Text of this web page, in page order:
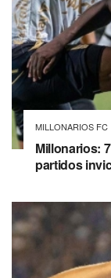
MILLONARIOS FC
Millonarios:
partidos